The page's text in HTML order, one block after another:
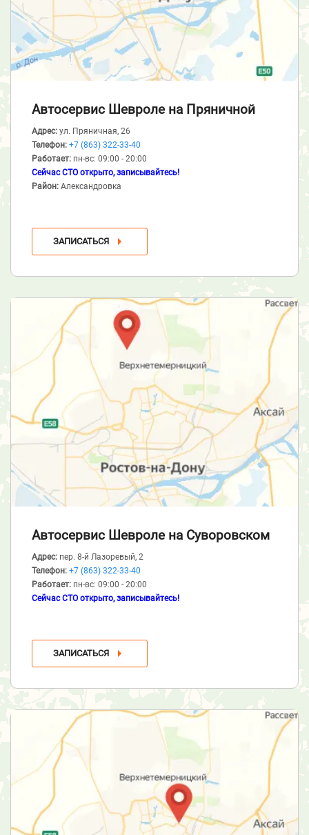
Автосервис Шевроле на Пряничной
Адрес: ул. Пряничная, 26
Телефон: +7 (863) 322-33-40
Работает: пн-вс: 09:00 - 20:00
Сейчас СТО открыто, записывайтесь!
Район: Александровка
ЗАПИСАТЬСЯ
Автосервис Шевроле на Суворовском
Адрес: пер. 8-й Лазоревый, 2
Телефон: +7 (863) 322-33-40
Работает: пн-вс: 09:00 - 20:00
Сейчас СТО открыто, записывайтесь!
ЗАПИСАТЬСЯ